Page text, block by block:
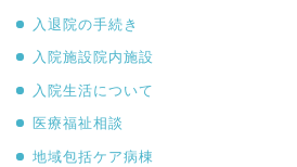
入退院の手続き
入院施設院内施設
入院生活について
医療福祉相談
地域包括ケア病棟